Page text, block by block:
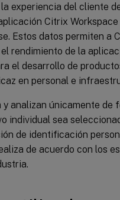
experiencia del cliente
Citrix
Estos datos permiten a
rendimiento de la
el desarrollo de
en personal e
analizan únicamente de
individual sea
de identificación
de acuerdo con los